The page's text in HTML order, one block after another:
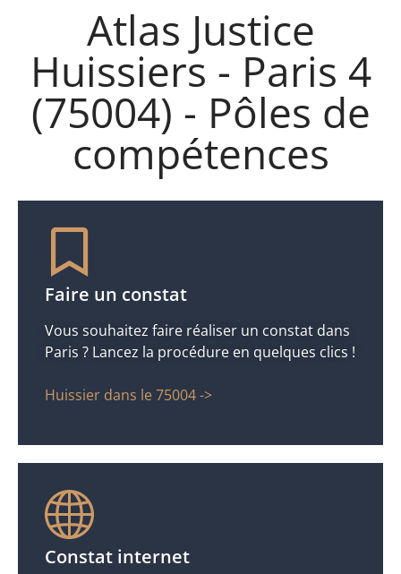
Atlas Justice
Huissiers - Paris 4
(75004) - Pôles de
compétences
Faire un constat
Vous souhaitez faire réaliser un constat dans
Paris ? Lancez la procédure en quelques clics !
Huissier dans le 75004 ->
Constat internet